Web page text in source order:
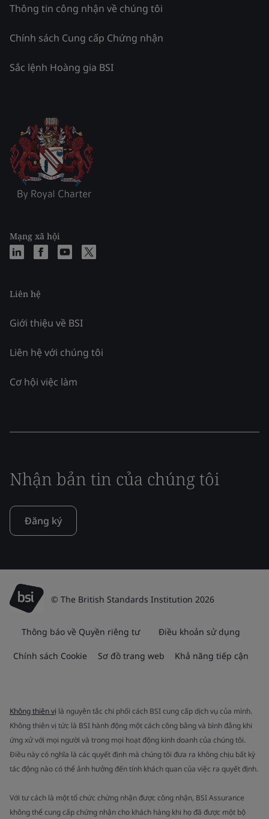
Thông tin công nhận về chúng tôi
Chính sách Cung cấp Chứng nhận
Sắc lệnh Hoàng gia BSI
Mạng xã hội
Liên hệ
Giới thiệu về BSI
Liên hệ với chúng tôi
Cơ hội việc làm
Nhận bản tin của chúng tôi
Đăng ký
© The British Standards Institution 2026
Thông báo về Quyền riêng tư Điều khoản sử dụng
Chính sách Cookie Sơ đồ trang web Khả năng tiếp cận
Không thiên vị là nguyên tắc chi phối cách BSI cung cấp dịch vụ của mình.
Không thiên vị tức là BSI hành động một cách công bằng và bình đẳng khi
ứng xử với mọi người và trong mọi hoạt động kinh doanh của chúng tôi.
Điều này có nghĩa là các quyết định mà chúng tôi đưa ra không chịu bất kỳ
tác động nào có thể ảnh hưởng đến tính khách quan của việc ra quyết định.
Với tư cách là một tổ chức chứng nhận được công nhận, BSI Assurance
không thể cung cấp chứng nhận cho khách hàng khi họ đã được một bộ